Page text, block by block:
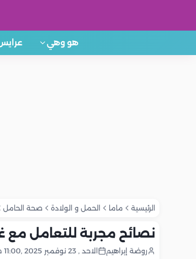
هو وهي
الرئيسية ماما الحمل و الولادة صحة الحامل
نصائح مجربة للتعامل مع
روضة إبراهيم الاحد , 23 نوفمبر 2025 ,11:00 ص